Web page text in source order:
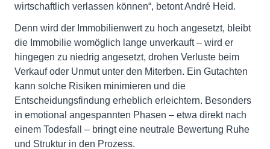
wirtschaftlich verlassen können“, betont André Heid.
Denn wird der Immobilienwert zu hoch angesetzt, bleibt
die Immobilie womöglich lange unverkauft – wird er
hingegen zu niedrig angesetzt, drohen Verluste beim
Verkauf oder Unmut unter den Miterben. Ein Gutachten
kann solche Risiken minimieren und die
Entscheidungsfindung erheblich erleichtern. Besonders
in emotional angespannten Phasen – etwa direkt nach
einem Todesfall – bringt eine neutrale Bewertung Ruhe
und Struktur in den Prozess.